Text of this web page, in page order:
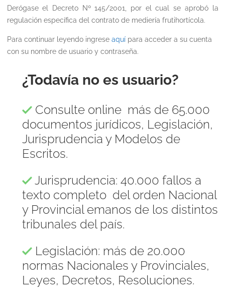
Derógase el Decreto Nº 145/2001, por el cual se aprobó la
regulación específica del contrato de mediería frutihortícola.
Para continuar leyendo ingrese aquípara acceder a su cuenta
con su nombre de usuario y contraseña.
¿Todavía no es usuario?
Consulte online más de 65.000
documentos jurídicos, Legislación,
Jurisprudencia y Modelos de
Escritos.
Jurisprudencia: 40.000 fallos a
texto completo del orden Nacional
y Provincial emanos de los distintos
tribunales del país.
Legislación: más de 20.000
normas Nacionales y Provinciales,
Leyes, Decretos, Resoluciones.